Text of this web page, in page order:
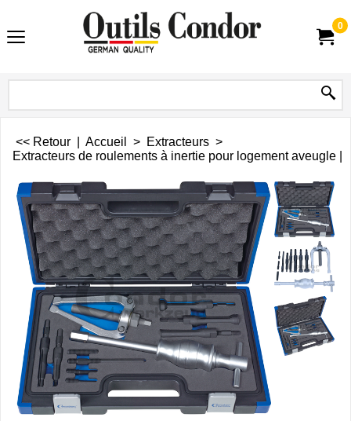
0
<< Retour Accueil > Extracteurs >
Extracteurs de roulements à inertie pour logement aveugle |